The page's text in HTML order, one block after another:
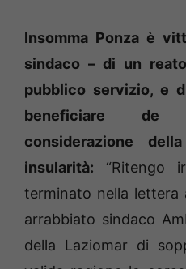
Insomma Ponza è
sindaco – di un
pubblico servizio, e
beneficiare de
considerazione
insularità: “Ritengo
terminato nella lettera
arrabbiato sindaco
della Laziomar di